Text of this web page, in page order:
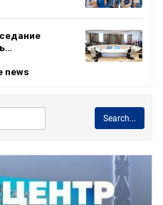
news
Search...